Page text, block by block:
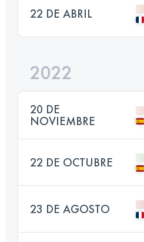
22 DE ABRIL
2022
20 DE
NOVIEMBRE
22 DE OCTUBRE
23 DE AGOSTO